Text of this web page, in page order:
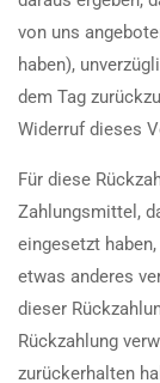
von uns
haben),
dem Tag
Widerruf dieses
Für diese
Zahlungsmittel,
eingesetzt
etwas anderes
dieser
Rückzahlung
zurückerhalten